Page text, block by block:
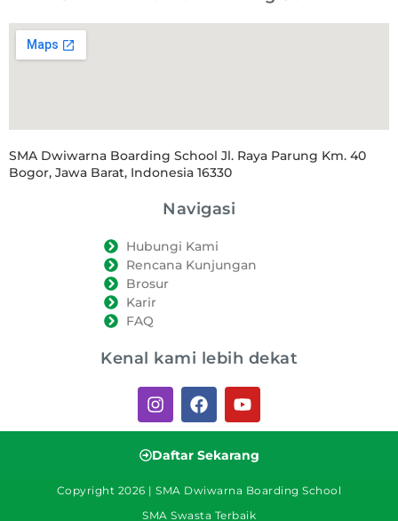
SMA Dwiwarna Boarding School Jl. Raya Parung Km. 40
Bogor, Jawa Barat, Indonesia 16330
Navigasi
Hubungi Kami
Rencana Kunjungan
Brosur
Karir
FAQ
Kenal kami lebih dekat
Daftar Sekarang
Copyright 2026 | SMA Dwiwarna Boarding School
SMA Swasta Terbaik